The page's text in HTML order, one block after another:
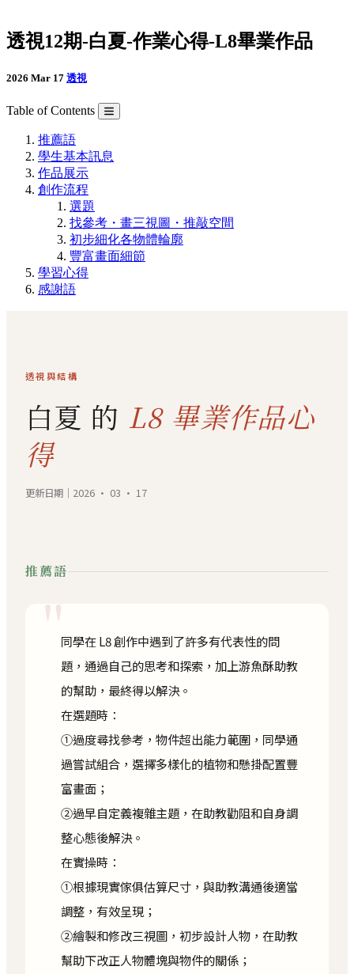
透視12期-白夏-作業心得-L8畢業作品
2026 Mar 17 透視
Table of Contents
推薦語
學生基本訊息
作品展示
創作流程
選題
找參考・畫三視圖・推敲空間
初步細化各物體輪廓
豐富畫面細節
學習心得
感謝語
透視與結構
白夏 的 L8 畢業作品心
得
更新日期｜2026 · 03 · 17
推薦語
"同學在 L8 創作中遇到了許多有代表性的問
題，通過自己的思考和探索，加上游魚酥助教
的幫助，最終得以解決。
在選題時：
①過度尋找參考，物件超出能力範圍，同學通
過嘗試組合，選擇多樣化的植物和懸掛配置豐
富畫面；
②過早自定義複雜主題，在助教勸阻和自身調
整心態後解決。
在實操時：
①根據現實傢俱估算尺寸，與助教溝通後適當
調整，有效呈現；
②繪製和修改三視圖，初步設計人物，在助教
幫助下改正人物體塊與物件的關係；